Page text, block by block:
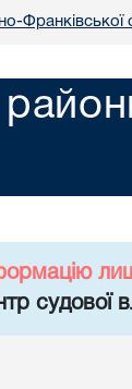
Франківської
судової